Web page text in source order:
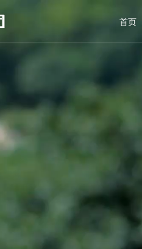
首页